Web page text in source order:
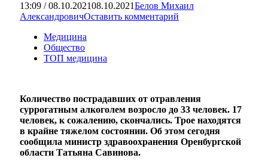
13:09 / 08.10.202108.10.2021Белов Михаил
АлександровичОставить комментарий
Медицина
Общество
ТОП медицина
Количество пострадавших от отравления
суррогатным алкоголем возросло до 33 человек. 17
человек, к сожалению, скончались. Трое находятся
в крайне тяжелом состоянии. Об этом сегодня
сообщила министр здравоохранения Оренбургской
области Татьяна Савинова.